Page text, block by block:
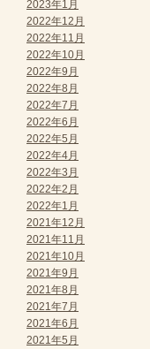
2023年1月
2022年12月
2022年11月
2022年10月
2022年9月
2022年8月
2022年7月
2022年6月
2022年5月
2022年4月
2022年3月
2022年2月
2022年1月
2021年12月
2021年11月
2021年10月
2021年9月
2021年8月
2021年7月
2021年6月
2021年5月